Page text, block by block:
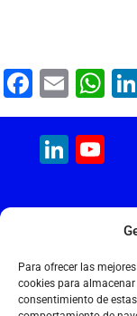
Para ofrecer las
cookies para
consentimiento de
F
a
c
e
b
o
k
E
m
ai
W
h
A
p
Calle Cantir,
Polígono
08292
+34 934 397